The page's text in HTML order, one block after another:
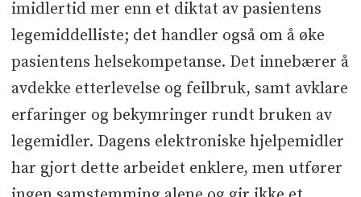
imidlertid mer enn et diktat av pasientens
legemiddelliste; det handler også om å øke
pasientens helsekompetanse. Det innebærer å
avdekke etterlevelse og feilbruk, samt avklare
erfaringer og bekymringer rundt bruken av
legemidler. Dagens elektroniske hjelpemidler
har gjort dette arbeidet enklere, men utfører